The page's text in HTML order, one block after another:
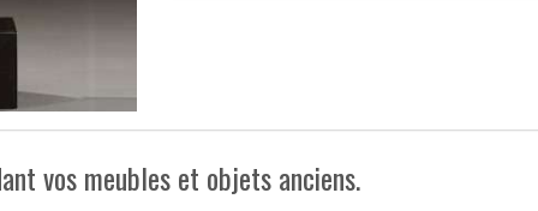
vos meubles et objets anciens.